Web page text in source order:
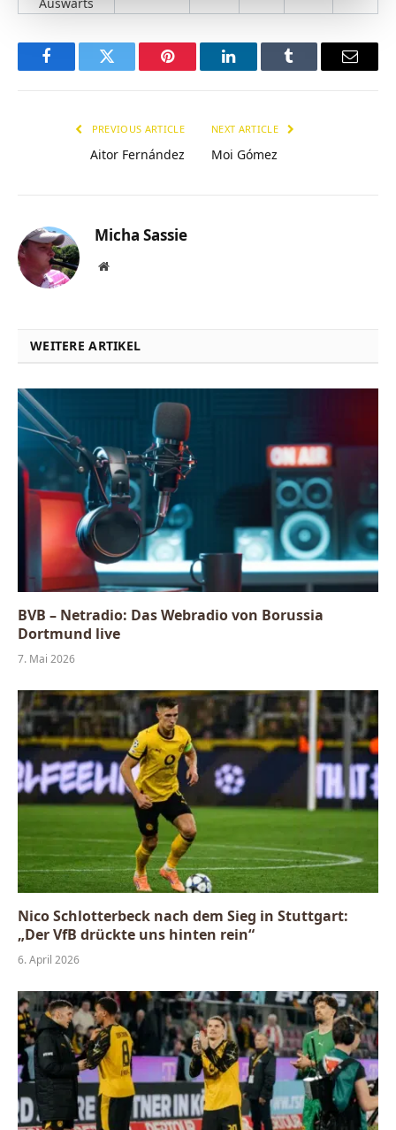
FacebookTwitter Pinterest LinkedInTumblr Email
PREVIOUS ARTICLE
Aitor Fernández
NEXT ARTICLE
Moi Gómez
Micha Sassie
Website
WEITERE ARTIKEL
BVB – Netradio: Das Webradio von Borussia
Dortmund live
7. Mai 2026
Nico Schlotterbeck nach dem Sieg in Stuttgart:
„Der VfB drückte uns hinten rein“
6. April 2026